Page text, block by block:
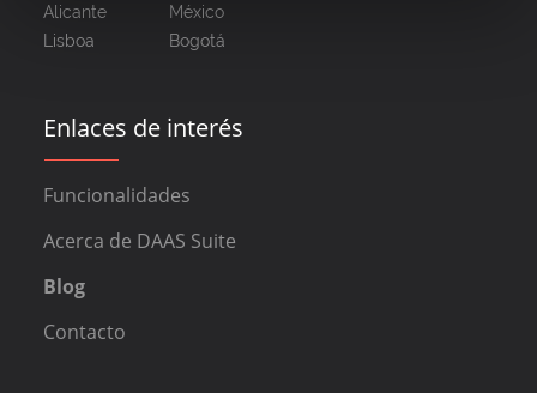
Alicante
México
Lisboa
Bogotá
Enlaces de interés
Funcionalidades
Acerca de DAAS Suite
Blog
Contacto